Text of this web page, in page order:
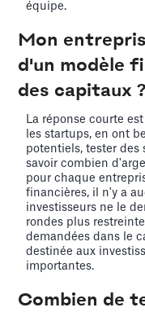
équipe.
Mon
d'un modèle
des capitaux ?
La réponse courte
les startups, en ont
potentiels, tester des
savoir combien
pour chaque
financières, il n'y a
investisseurs ne le
rondes plus
demandées dans le
destinée aux
importantes.
Combien de